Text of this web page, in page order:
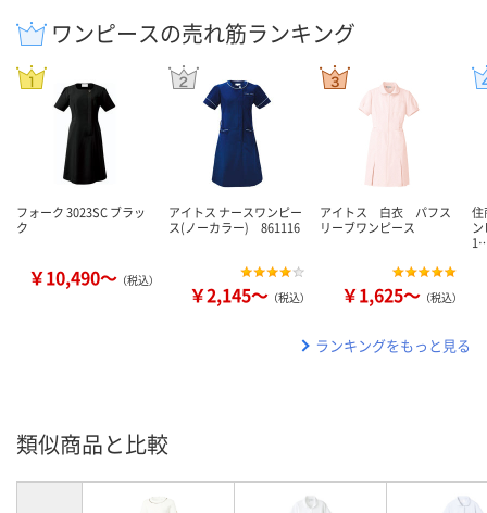
ワンピースの売れ筋ランキング
フォーク 3023SC ブラッ
ク
￥10,490～ （税込）
アイトス ナースワンピー
ス(ノーカラー) 861116
￥2,145～ （税込）
アイトス 白衣 パフス
リーブワンピース
￥1,625～ （税込）
住
ン
ランキングをもっと見る
類似商品と比較